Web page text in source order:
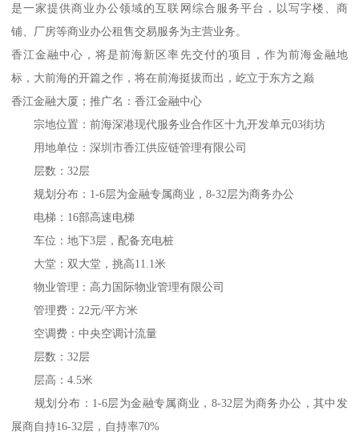
是一家提供商业办公领域的互联网综合服务平台，以写字楼、商
铺、厂房等商业办公租售交易服务为主营业务。
香江金融中心，将是前海新区率先交付的项目，作为前海金融地
标，大前海的开篇之作，将在前海挺拔而出，屹立于东方之巅
香江金融大厦；推广名：香江金融中心
宗地位置：前海深港现代服务业合作区十九开发单元03街坊
用地单位：深圳市香江供应链管理有限公司
层数：32层
规划分布：1-6层为金融专属商业，8-32层为商务办公
电梯：16部高速电梯
车位：地下3层，配备充电桩
大堂：双大堂，挑高11.1米
物业管理：高力国际物业管理有限公司
管理费：22元/平方米
空调费：中央空调计流量
层数：32层
层高：4.5米
规划分布：1-6层为金融专属商业，8-32层为商务办公，其中发
展商自持16-32层，自持率70%